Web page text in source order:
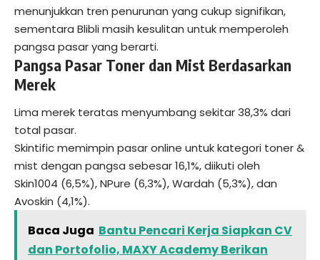
menunjukkan tren penurunan yang cukup signifikan,
sementara Blibli masih kesulitan untuk memperoleh
pangsa pasar yang berarti.
Pangsa Pasar Toner dan Mist Berdasarkan
Merek
Lima merek teratas menyumbang sekitar 38,3% dari
total pasar.
Skintific memimpin pasar online untuk kategori toner &
mist dengan pangsa sebesar 16,1%, diikuti oleh
Skin1004 (6,5%), NPure (6,3%), Wardah (5,3%), dan
Avoskin (4,1%).
Baca Juga Bantu Pencari Kerja Siapkan CV
dan Portofolio, MAXY Academy Berikan